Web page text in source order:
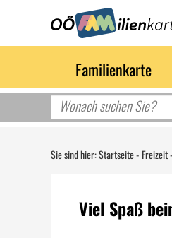
Familienkarte
Sie sind hier:Startseite-Freizeit-
Viel Spaß